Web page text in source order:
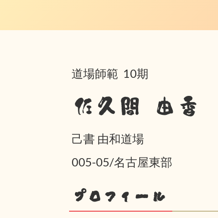
道場師範 10期
佐久間 由香
己書 由和道場
005-05/名古屋東部
プロフィール